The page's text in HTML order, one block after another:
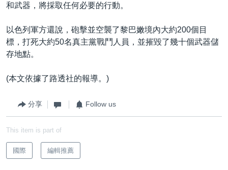
和武器，將採取任何必要的行動。
以色列軍方還說，砲擊並空襲了黎巴嫩境內大約200個目
標，打死大約50名真主黨戰鬥人員，並摧毀了幾十個武器儲
存地點。
(本文依據了路透社的報導。)
分享 Follow us
This item is part of
國際 編輯推薦